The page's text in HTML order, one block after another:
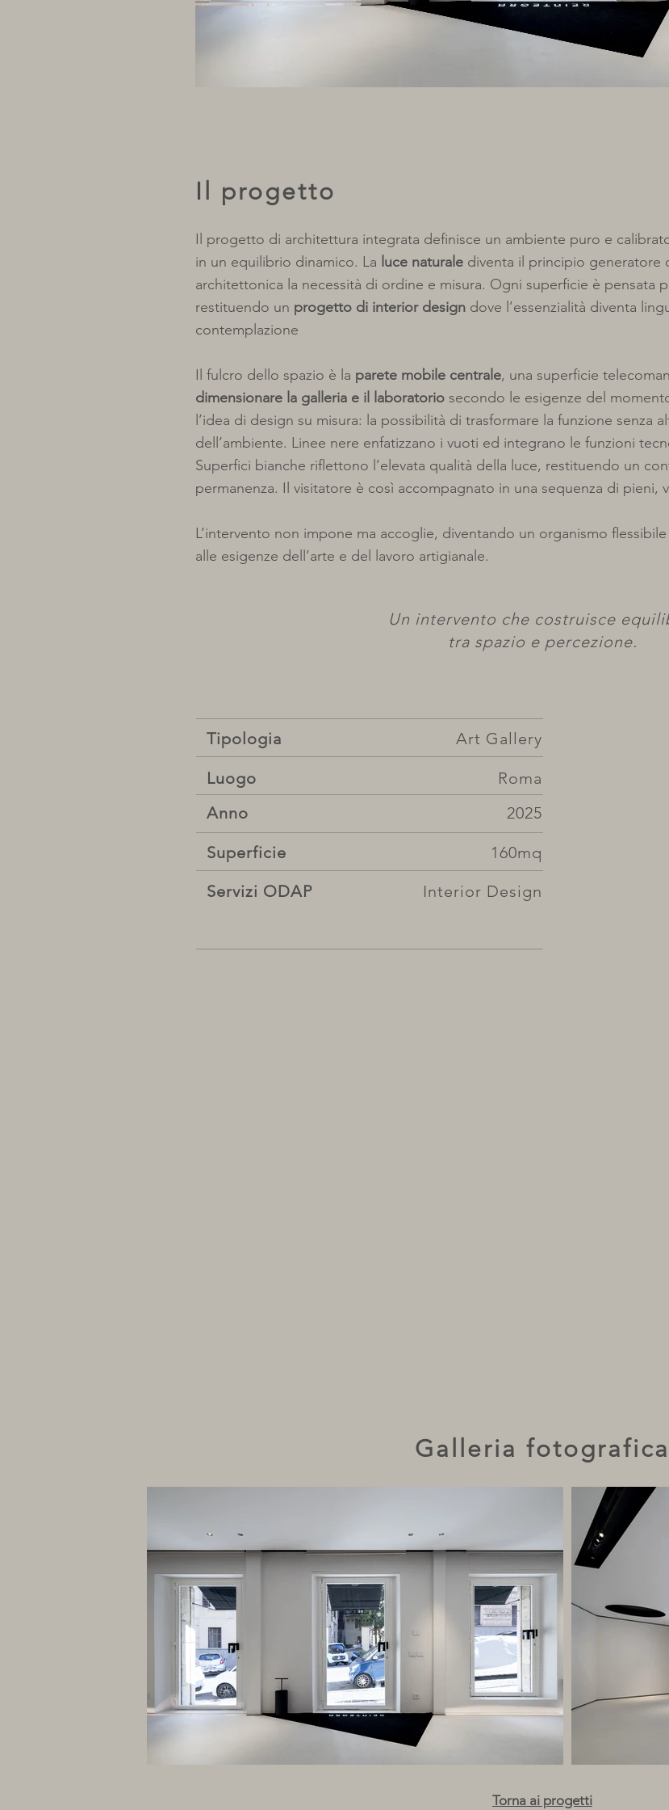
Il progetto
Il progetto di architettura integrata definisce un ambiente puro e
in un equilibrio dinamico. La luce naturale diventa il principio generatore
architettonica la necessità di ordine e misura. Ogni superficie è pensata
restituendo un progetto di interior design dove l’essenzialità diventa
contemplazione
Il fulcro dello spazio è la parete mobile centrale, una superficie
dimensionare la galleria e il laboratorio secondo le esigenze del
l’idea di design su misura: la possibilità di trasformare la funzione senza
dell’ambiente. Linee nere enfatizzano i vuoti ed integrano le funzioni
Superfici bianche riflettono l’elevata qualità della luce, restituendo un
permanenza. Il visitatore è così accompagnato in una sequenza di pieni,
L’intervento non impone ma accoglie, diventando un organismo
alle esigenze dell’arte e del lavoro artigianale.
Un intervento che costruisce
tra spazio e percezione.
Tipologia Art Gallery
Luogo
Roma
Anno
2025
Superficie
160mq
Servizi ODAP
Interior Design
Galleria fotografica
Torna ai progetti